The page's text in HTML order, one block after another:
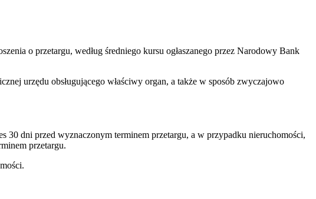
o przetargu, według średniego kursu ogłaszanego przez Narodowy Bank
urzędu obsługującego właściwy organ, a także w sposób zwyczajowo
30 dni przed wyznaczonym terminem przetargu, a w przypadku nieruchomości,
przetargu.